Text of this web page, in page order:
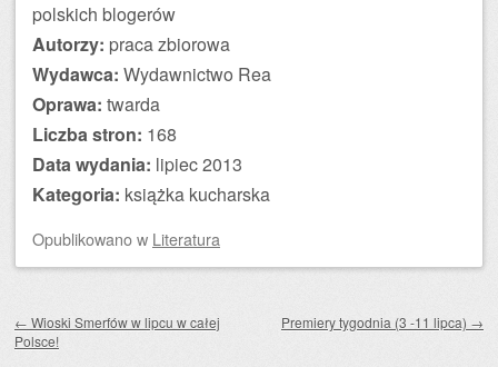
polskich blogerów
Autorzy: praca zbiorowa
Wydawca: Wydawnictwo Rea
Oprawa: twarda
Liczba stron: 168
Data wydania: lipiec 2013
Kategoria: książka kucharska
Opublikowanow Literatura
← Wioski Smerfów w lipcu w całej
Polsce!
Premiery tygodnia (3 -11 lipca) →